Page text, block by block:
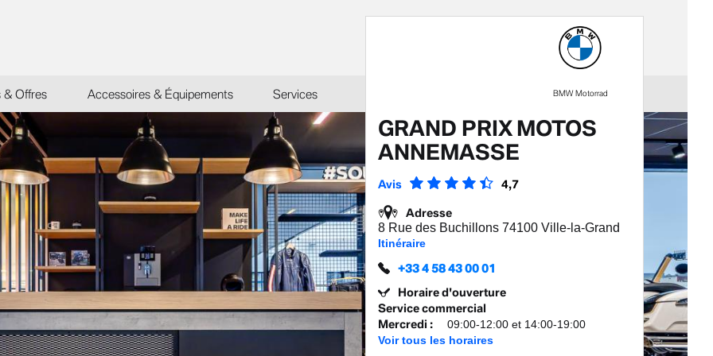
BMW Motorrad
GRAND PRIX MOTOS
ANNEMASSE
Avis 4,7
Adresse
8 Rue des Buchillons 74100 Ville-la-Grand
Itinéraire
+33 4 58 43 00 01
Horaire d'ouverture
Service commercial
Mercredi :
09:00-12:00 et 14:00-19:00
Voir tous les horaires
& Offres Accessoires & Équipements Services